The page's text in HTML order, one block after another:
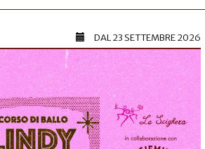
DAL23 SETTEMBRE 2026